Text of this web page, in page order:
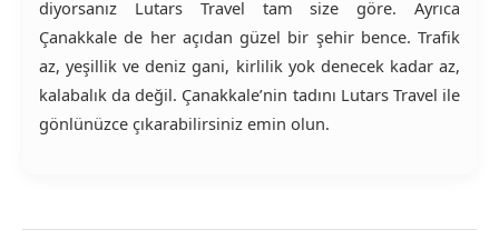
diyorsanız Lutars Travel tam size göre. Ayrıca
Çanakkale de her açıdan güzel bir şehir bence. Trafik
az, yeşillik ve deniz gani, kirlilik yok denecek kadar az,
kalabalık da değil. Çanakkale’nin tadını Lutars Travel ile
gönlünüzce çıkarabilirsiniz emin olun.